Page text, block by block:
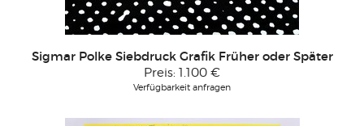
Sigmar Polke Siebdruck Grafik Früher oder Später
Preis: 1.100 €
Verfügbarkeit anfragen